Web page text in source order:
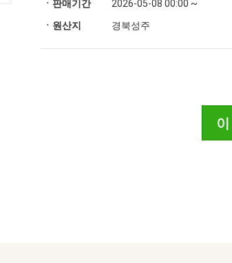
ㆍ판매기간
2026-05-08 00:00 ~
ㆍ원산지
경북성주